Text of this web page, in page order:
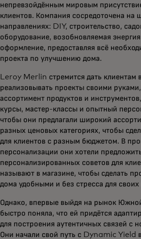
непревзойдённым мировым
клиентов. Компания сосредоточена на
направлениях: DIY, строительство,
оборудование, возобновляемая
оформление, предоставляя всё
проекта по улучшению дома.
Leroy Merlin стремится дать клиентам
реализовывать проекты своими
ассортимент продуктов и
курсы, мастер-классы и опытный
чтобы они предлагали широкий
разных ценовых категориях, чтобы
для клиентов с разным бюджетом. В
персонализации они хотели
персонализированных советов для
называют в магазине, чтобы сделать
дома удобными и без стресса для своих
Однако, впервые выйдя на рынок
быстро поняла, что ей придётся
для построения аутентичных связей с
Они начали свой путь с Dynamic Yield